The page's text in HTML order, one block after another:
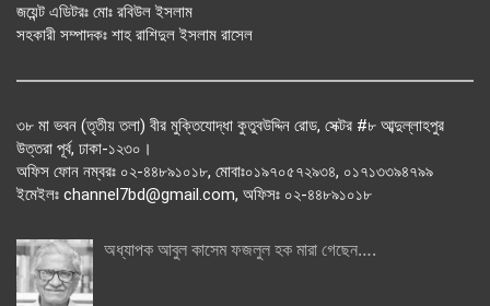
জয়েন্ট এডিটরঃ মোঃ রবিউল ইসলাম
সহকারী সম্পাদকঃ শাহ রাশিদুল ইসলাম রাসেল
৩৮ মা ভবন (তৃতীয় তলা) বীর মুক্তিযোদ্ধা কুতুবউদ্দিন রোড, সেক্টর #৮ আব্দুল্লাহপুর
উত্তরা পূর্ব, ঢাকা-১২৩০।
অফিস ফোন নম্বরঃ ০২-৪৪৮৯১০১৮, মোবাঃ০১৯৭০৫৭২৯৩৪, ০১৭১৩৩৯৪৭৯৯
ইমেইলঃ channel7bd@gmail.com, অফিসঃ ০২-৪৪৮৯১০১৮
অধ্যাপক আবুল কাসেম ফজলুল হক মারা গেছেন….